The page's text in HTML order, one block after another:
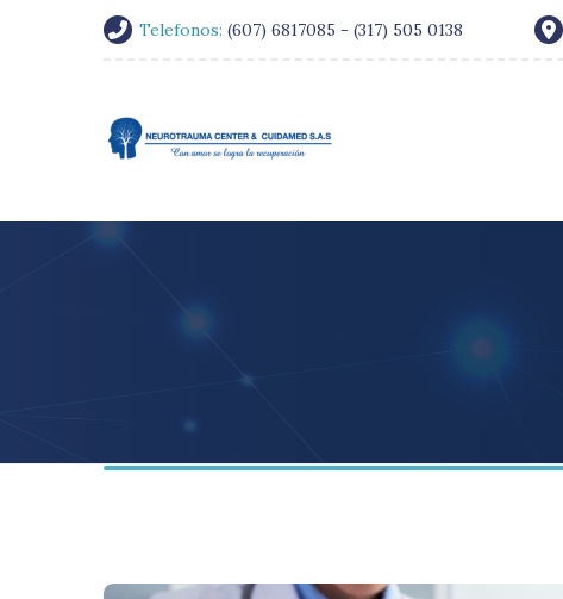
Telefonos: (607) 6817085 - (317) 505 0138